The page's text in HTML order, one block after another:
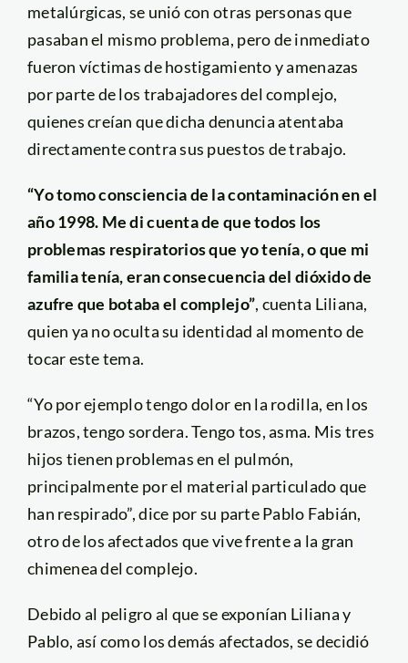
metalúrgicas, se unió con otras personas que
pasaban el mismo problema, pero de inmediato
fueron víctimas de hostigamiento y amenazas
por parte de los trabajadores del complejo,
quienes creían que dicha denuncia atentaba
directamente contra sus puestos de trabajo.
“Yo tomo consciencia de la contaminación en el
año 1998. Me di cuenta de que todos los
problemas respiratorios que yo tenía, o que mi
familia tenía, eran consecuencia del dióxido de
azufre que botaba el complejo”, cuenta Liliana,
quien ya no oculta su identidad al momento de
tocar este tema.
“Yo por ejemplo tengo dolor en la rodilla, en los
brazos, tengo sordera. Tengo tos, asma. Mis tres
hijos tienen problemas en el pulmón,
principalmente por el material particulado que
han respirado”, dice por su parte Pablo Fabián,
otro de los afectados que vive frente a la gran
chimenea del complejo.
Debido al peligro al que se exponían Liliana y
Pablo, así como los demás afectados, se decidió